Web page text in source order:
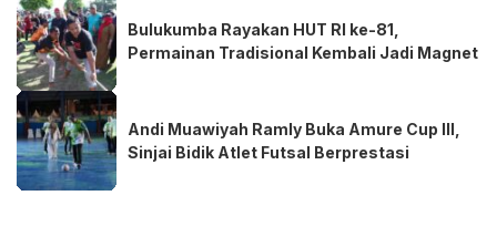
Bulukumba Rayakan HUT RI ke-81,
Permainan Tradisional Kembali Jadi Magnet
Andi Muawiyah Ramly Buka Amure Cup III,
Sinjai Bidik Atlet Futsal Berprestasi